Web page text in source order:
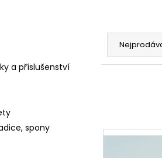
a příslušenství
spony
Ř
z
r
V